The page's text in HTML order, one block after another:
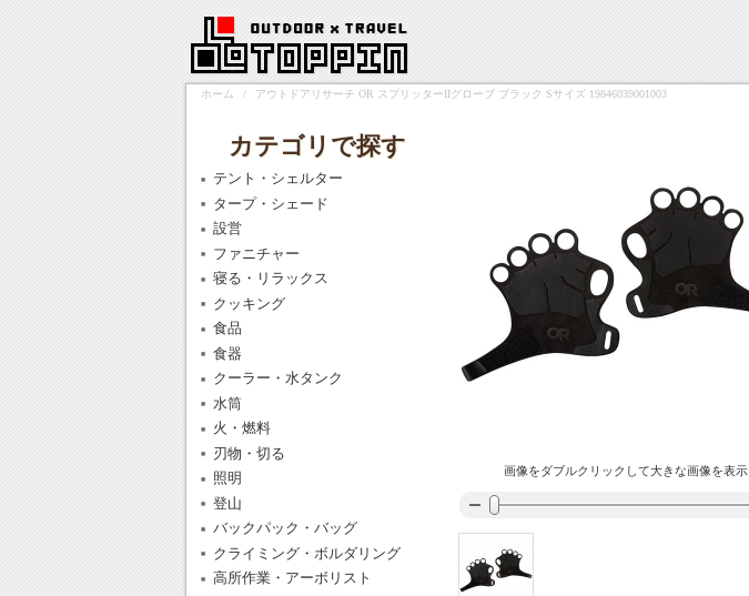
ホーム / アウトドアリサーチ OR スプリッターIIグローブ ブラック Sサイズ 19846039001003
画像をダブルクリックして大きな画像を表示
カテゴリで探す
テント・シェルター
タープ・シェード
設営
ファニチャー
寝る・リラックス
クッキング
食品
食器
クーラー・水タンク
水筒
火・燃料
刃物・切る
照明
登山
バックパック・バッグ
クライミング・ボルダリング
高所作業・アーボリスト